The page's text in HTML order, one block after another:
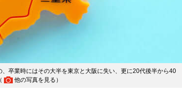
卒業時にはその大半を東京と大阪に失い、更に20代後半から40
他の写真を見る ）